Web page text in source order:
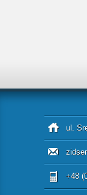
ul.
+48